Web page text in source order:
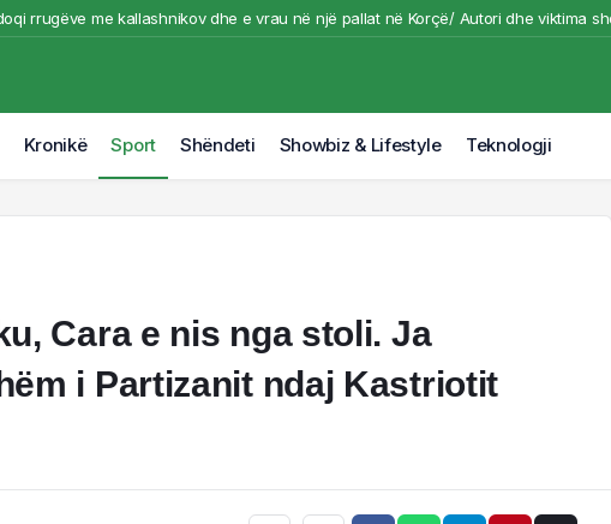
rrugëve me kallashnikov dhe e vrau në një pallat në Korçë/ Autori dhe viktima
Kronikë Sport Shëndeti Showbiz & Lifestyle Teknologji
Cara e nis nga stoli. Ja
i Partizanit ndaj Kastriotit